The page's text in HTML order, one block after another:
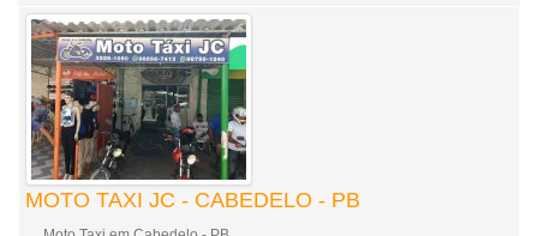
MOTO TAXI JC - CABEDELO - PB